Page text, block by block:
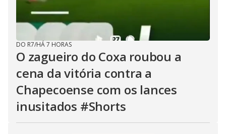
DO R7/HÁ 7 HORAS
O zagueiro do Coxa roubou a
cena da vitória contra a
Chapecoense com os lances
inusitados #Shorts